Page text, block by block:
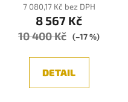
7 080,17 Kč bez DPH
8 567 Kč
10 400 Kč (–17 %)
DETAIL